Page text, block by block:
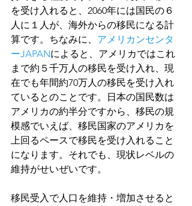
を受け入れると、2060年には国民の６
人に１人が、海外からの移民になる計
算です。ちなみに、 アメリカンセンタ
ーJAPANによると、アメリカではこれ
まで約５千万人の移民を受け入れ、現
在でも年間約70万人の移民を受け入れ
ているとのことです。日本の国民数は
アメリカの約半分ですから、移民の規
模感でいえば、移民国家のアメリカを
上回るペースで移民を受け入れること
になります。それでも、現状レベルの
維持がせいぜいです。
移民受入で人口を維持・増加させると